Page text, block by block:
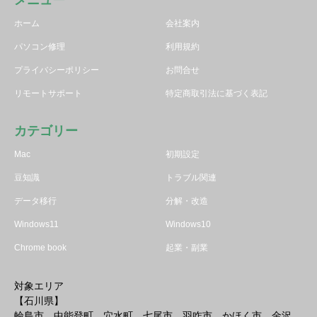
ホーム 会社案内
パソコン修理 利用規約
プライバシーポリシー お問合せ
リモートサポート 特定商取引法に基づく表記
カテゴリー
Mac 初期設定
豆知識 トラブル関連
データ移行 分解・改造
Windows11 Windows10
Chrome book 起業・副業
対象エリア
【石川県】